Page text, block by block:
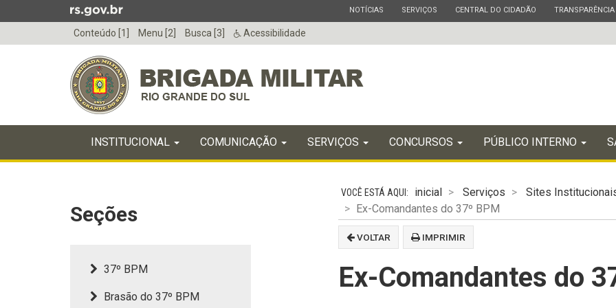
para
menu
ESTADO
NOTÍCIAS ESTADO
SERVIÇOS ESTADO
CENTRAL DO CIDADÃO ESTADO
TRANSPARÊNCIA
Conteúdo [1] Menu [2] Busca [3] Acessibilidade
do
menu
INICIAL
INSTITUCIONAL COMUNICAÇÃO SERVIÇOS CONCURSOS PÚBLICO INTERNO
Seções
37º BPM
Brasão do 37º BPM
inicial Serviços Sites
Ex-Comandantes do 37º BPM
VOLTAR IMPRIMIR
Ex-Comandantes do